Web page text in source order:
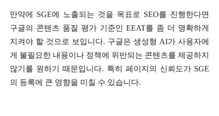
만약에 SGE에 노출되는 것을 목표로 SEO를 진행한다면
구글의 콘텐츠 품질 평가 기준인 EEAT를 좀 더 명확하게
지켜야 할 것으로 보입니다. 구글은 생성형 AI가 사용자에
게 불필요한 내용이나 정책에 위반되는 콘텐츠를 제공하지
않기를 원하기 때문입니다. 특히 페이지의 신뢰도가 SGE
의 등록에 큰 영향을 미칠 수 있습니다.